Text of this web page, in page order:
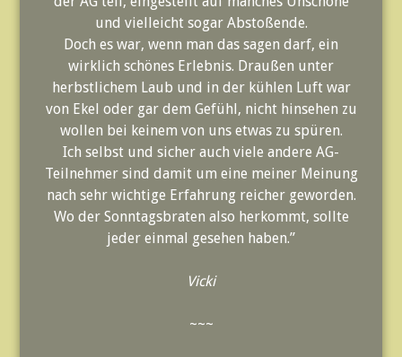
und vielleicht sogar Abstoßende.
Doch es war, wenn man das sagen darf, ein
wirklich schönes Erlebnis. Draußen unter
herbstlichem Laub und in der kühlen Luft war
von Ekel oder gar dem Gefühl, nicht hinsehen zu
wollen bei keinem von uns etwas zu spüren.
Ich selbst und sicher auch viele andere AG-
Teilnehmer sind damit um eine meiner Meinung
nach sehr wichtige Erfahrung reicher geworden.
Wo der Sonntagsbraten also herkommt, sollte
jeder einmal gesehen haben.”
Vicki
~~~